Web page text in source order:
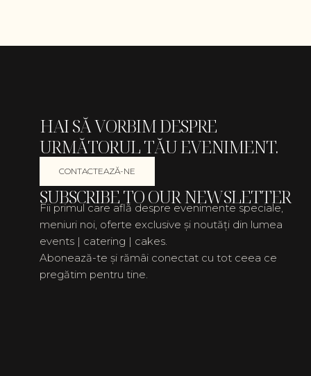
HAI SĂ VORBIM DESPRE
URMĂTORUL TĂU EVENIMENT.
CONTACTEAZĂ-NE
SUBSCRIBE TO OUR NEWSLETTER
Fii primul care află despre evenimente speciale,
meniuri noi, oferte exclusive și noutăți din lumea
events | catering | cakes.
Abonează-te și rămâi conectat cu tot ceea ce
pregătim pentru tine.